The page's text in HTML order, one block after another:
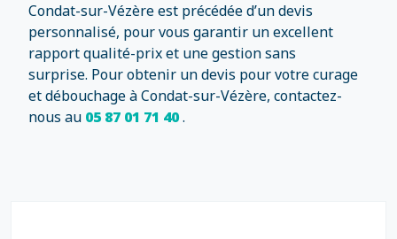
Condat-sur-Vézère est précédée d’un devis
personnalisé, pour vous garantir un excellent
rapport qualité-prix et une gestion sans
surprise. Pour obtenir un devis pour votre curage
et débouchage à Condat-sur-Vézère, contactez-
nous au 05 87 01 71 40.